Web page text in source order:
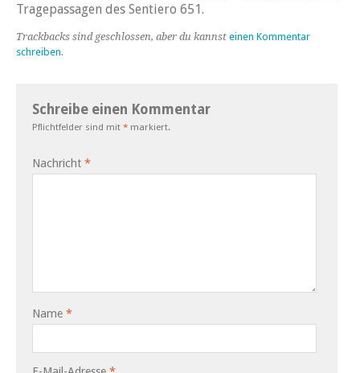
Tragepassagen des Sentiero 651.
Trackbacks sind geschlossen, aber du kannst einen Kommentar
schreiben.
Schreibe einen Kommentar
Pflichtfelder sind mit * markiert.
Nachricht *
Name *